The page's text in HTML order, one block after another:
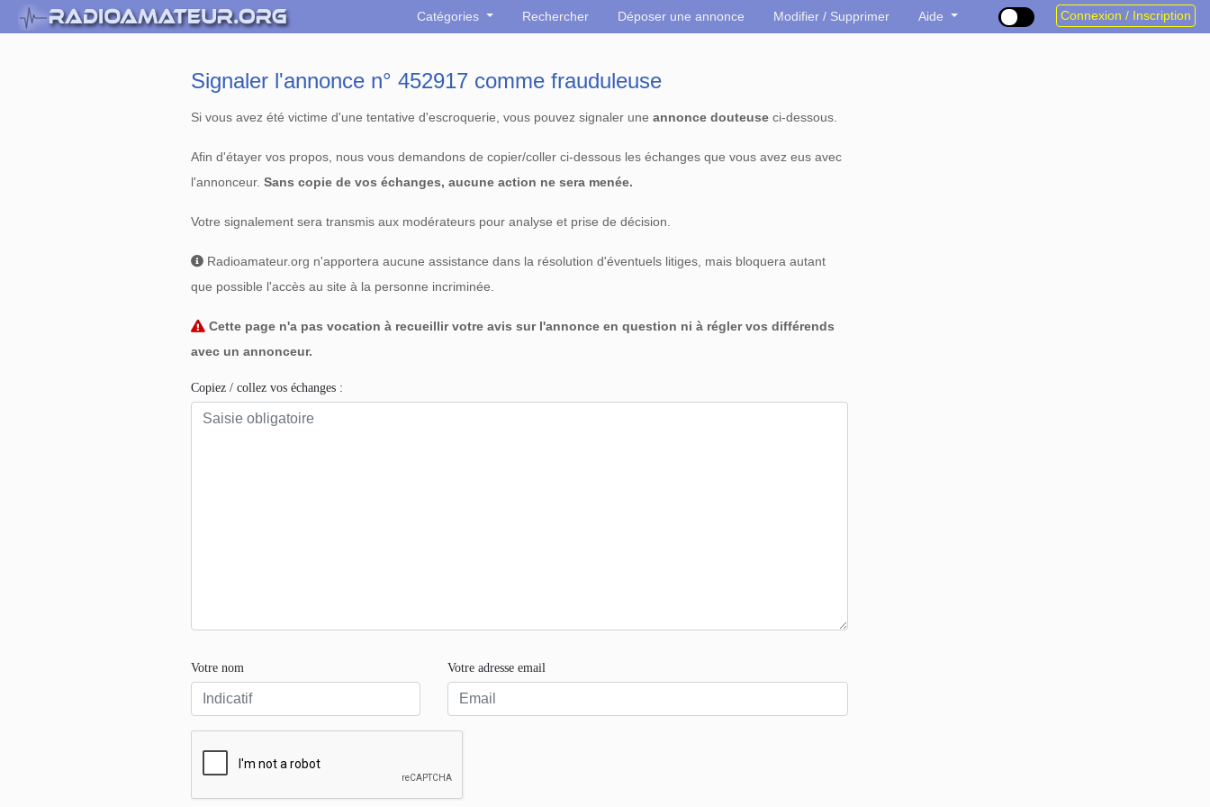
Catégories Rechercher Déposer une annonce Modifier / Supprimer Aide Connexion / Inscription
Signaler l'annonce n° 452917 comme frauduleuse
Si vous avez été victime d'une tentative d'escroquerie, vous pouvez signaler une annonce douteuse ci-dessous.
Afin d'étayer vos propos, nous vous demandons de copier/coller ci-dessous les échanges que vous avez eus avec
l'annonceur. Sans copie de vos échanges, aucune action ne sera menée.
Votre signalement sera transmis aux modérateurs pour analyse et prise de décision.
Radioamateur.org n'apportera aucune assistance dans la résolution d'éventuels litiges, mais bloquera autant
que possible l'accès au site à la personne incriminée.
Cette page n'a pas vocation à recueillir votre avis sur l'annonce en question ni à régler vos différends
avec un annonceur.
Copiez / collez vos échanges :
Votre nom Votre adresse email